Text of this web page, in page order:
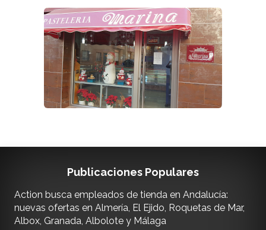
Publicaciones Populares
Action busca empleados de tienda en Andalucía:
nuevas ofertas en Almería, El Ejido, Roquetas de Mar,
Albox, Granada, Albolote y Málaga